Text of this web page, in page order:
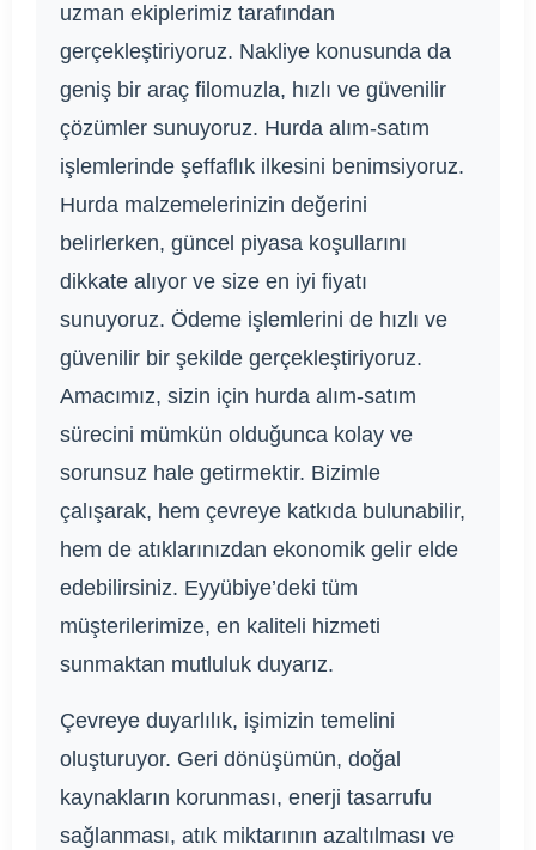
uzman ekiplerimiz tarafından
gerçekleştiriyoruz. Nakliye konusunda da
geniş bir araç filomuzla, hızlı ve güvenilir
çözümler sunuyoruz. Hurda alım-satım
işlemlerinde şeffaflık ilkesini benimsiyoruz.
Hurda malzemelerinizin değerini
belirlerken, güncel piyasa koşullarını
dikkate alıyor ve size en iyi fiyatı
sunuyoruz. Ödeme işlemlerini de hızlı ve
güvenilir bir şekilde gerçekleştiriyoruz.
Amacımız, sizin için hurda alım-satım
sürecini mümkün olduğunca kolay ve
sorunsuz hale getirmektir. Bizimle
çalışarak, hem çevreye katkıda bulunabilir,
hem de atıklarınızdan ekonomik gelir elde
edebilirsiniz. Eyyübiye’deki tüm
müşterilerimize, en kaliteli hizmeti
sunmaktan mutluluk duyarız.
Çevreye duyarlılık, işimizin temelini
oluşturuyor. Geri dönüşümün, doğal
kaynakların korunması, enerji tasarrufu
sağlanması, atık miktarının azaltılması ve